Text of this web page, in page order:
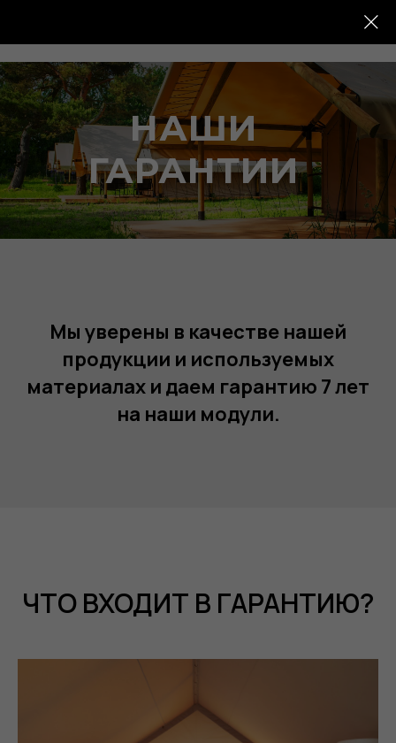
НАШИ
ГАРАНТИИ
Мы уверены в качестве нашей
продукции и используемых
материалах и даем гарантию 7 лет
на наши модули.
ЧТО ВХОДИТ В ГАРАНТИЮ?